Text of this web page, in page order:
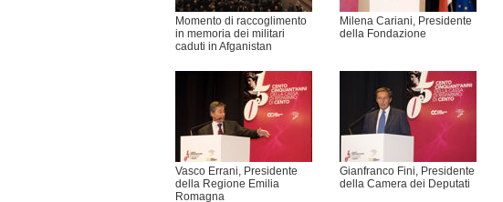
Momento di raccoglimento
in memoria dei militari
caduti in Afganistan
Milena Cariani, Presidente
della Fondazione
Vasco Errani, Presidente
della Regione Emilia
Romagna
Gianfranco Fini, Presidente
della Camera dei Deputati